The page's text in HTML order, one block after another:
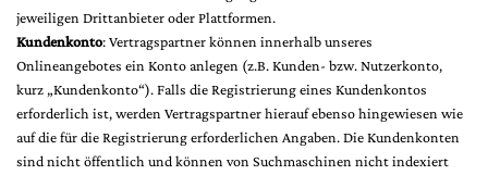
jeweiligen Drittanbieter oder Plattformen.
Kundenkonto: Vertragspartner können innerhalb unseres
Onlineangebotes ein Konto anlegen (z.B. Kunden- bzw. Nutzerkonto,
kurz „Kundenkonto“). Falls die Registrierung eines Kundenkontos
erforderlich ist, werden Vertragspartner hierauf ebenso hingewiesen wie
auf die für die Registrierung erforderlichen Angaben. Die Kundenkonten
sind nicht öffentlich und können von Suchmaschinen nicht indexiert